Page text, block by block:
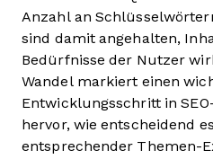
Anzahl an
sind damit angehalten,
Bedürfnisse der Nutzer
Wandel markiert einen
Entwicklungsschritt in
hervor, wie entscheidend
entsprechender Themen-